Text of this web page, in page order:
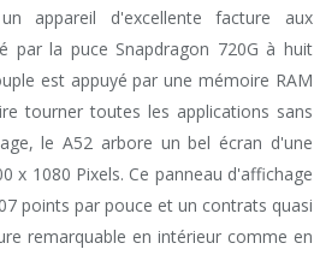
appareil d'excellente facture aux
par la puce Snapdragon 720G à huit
est appuyé par une mémoire RAM
tourner toutes les applications sans
le A52 arbore un bel écran d'une
x 1080 Pixels. Ce panneau d'affichage
points par pouce et un contrats quasi
remarquable en intérieur comme en